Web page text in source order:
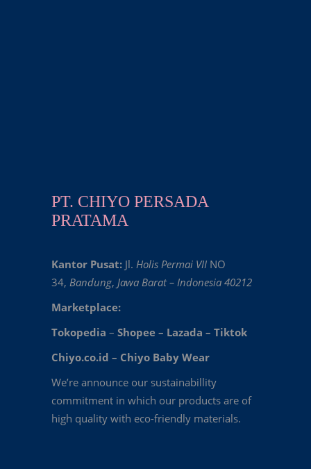
PT. CHIYO PERSADA
PRATAMA
Kantor Pusat: Jl. Holis Permai VII NO
34, Bandung, Jawa Barat – Indonesia 40212
Marketplace:
Tokopedia – Shopee – Lazada – Tiktok
Chiyo.co.id – Chiyo Baby Wear
We’re announce our sustainabillity
commitment in which our products are of
high quality with eco-friendly materials.